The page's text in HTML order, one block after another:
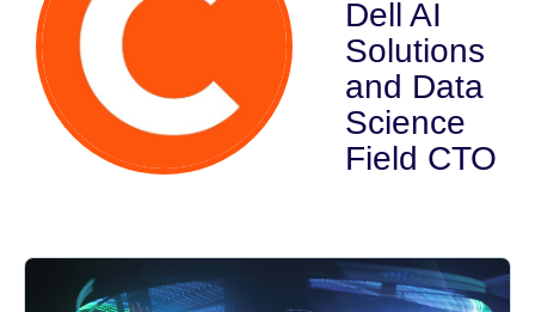
パートナー
カルチャー
Dell AI
Solutions
and Data
Science
Field CTO